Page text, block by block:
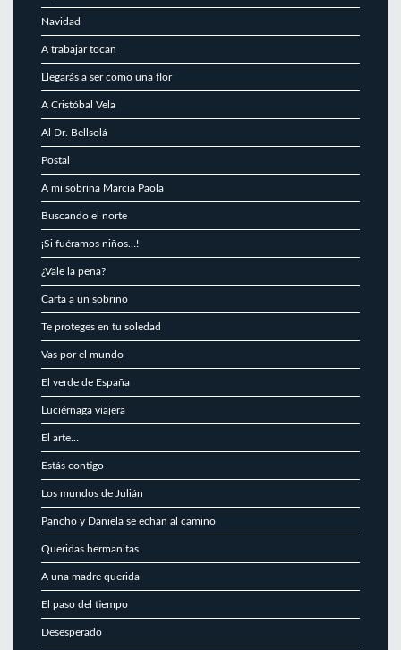
Navidad
A trabajar tocan
Llegarás a ser como una flor
A Cristóbal Vela
Al Dr. Bellsolá
Postal
A mi sobrina Marcia Paola
Buscando el norte
¡Si fuéramos niños…!
¿Vale la pena?
Carta a un sobrino
Te proteges en tu soledad
Vas por el mundo
El verde de España
Luciérnaga viajera
El arte…
Estás contigo
Los mundos de Julián
Pancho y Daniela se echan al camino
Queridas hermanitas
A una madre querida
El paso del tiempo
Desesperado